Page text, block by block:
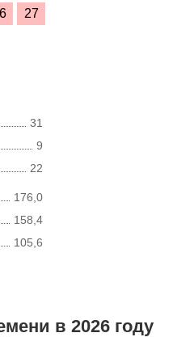
27
31
9
22
176,0
158,4
105,6
в 2026 году